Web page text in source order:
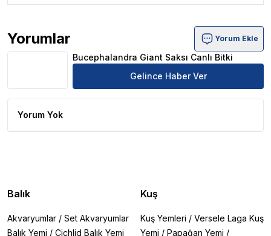
Yorumlar
Bucephalandra Giant Saksı Canlı Bitki Ürün Yorumları
Yorum Ekle
Bucephalandra Giant Saksı Canlı Bitki
Gelince Haber Ver
Yorum Yok
Balık
Akvaryumlar / Set Akvaryumlar
Balık Yemi / Cichlid Balık Yemi
Kuş
Kuş Yemleri / Versele Laga Kuş
Yemi / Papağan Yemi /